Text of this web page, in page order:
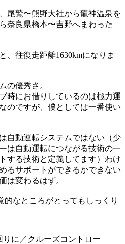
尾鷲〜熊野大社から龍神温泉を
奈良県橋本〜吉野へまわった
、往復走距離1630kmになりま
の優秀さ。
時にお借りしているのは極力運
のですが、僕としては一番使い
自動運転システムではない（少
は自動運転につながる技術の一
する技術と定義してます）わけ
るサポートができるかできない
は変わるはず。
的なところがとってもしっくり
に／クルーズコントロー